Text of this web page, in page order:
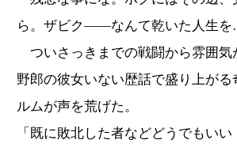
ら。ザビク――なんて乾いた人生
ついさっきまでの戦闘から雰囲気
野郎の彼女いない歴話で盛り上がる
ルムが声を荒げた。
「既に敗北した者などどうでもい